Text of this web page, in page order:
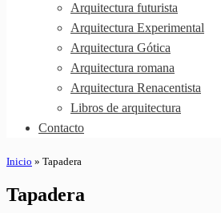
Arquitectura futurista
Arquitectura Experimental
Arquitectura Gótica
Arquitectura romana
Arquitectura Renacentista
Libros de arquitectura
Contacto
Inicio » Tapadera
Tapadera